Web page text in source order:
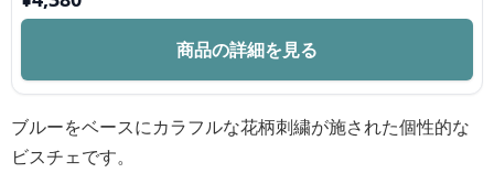
商品の詳細を見る
ブルーをベースにカラフルな花柄刺繍が施された個性的な
ビスチェです。